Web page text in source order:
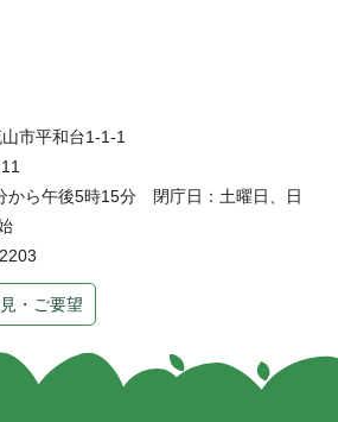
市平和台1-1-1
から午後5時15分 閉庁日：土曜日、日
・ご要望